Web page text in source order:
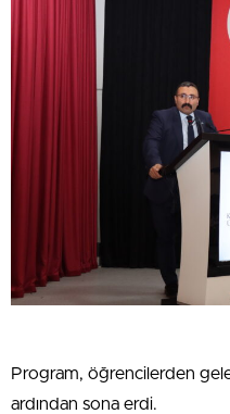
Program, öğrencilerden
ardından sona erdi.